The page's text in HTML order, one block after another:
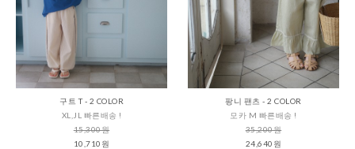
구트 T - 2 COLOR
XL,JL 빠른배송 !
15,300원
10,710원
팡니 팬츠 - 2 COLOR
모카 M 빠른배송 !
35,200원
24,640원